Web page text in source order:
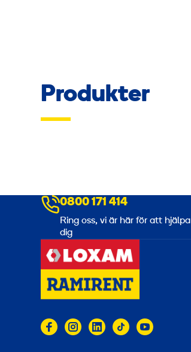
Produkter
0800 171 414
Ring oss, vi är här för att hjälpa
dig